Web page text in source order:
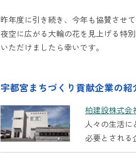
昨年度に引き続き、今年も協賛させて
夜空に広がる大輪の花を見上げる特
いただけましたら幸いです。
宇都宮まちづくり貢献企業の紹
柏建設株式会
人々の生活に
必要とされる